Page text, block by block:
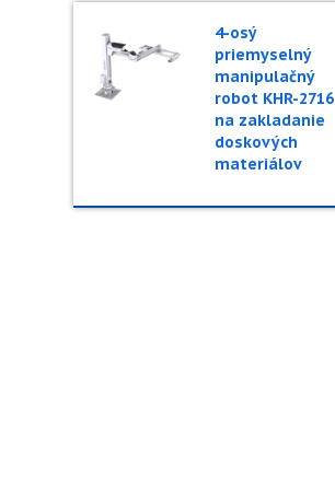
4-osý
priemyselný
manipulačný
robot KHR-2716
na zakladanie
doskových
materiálov